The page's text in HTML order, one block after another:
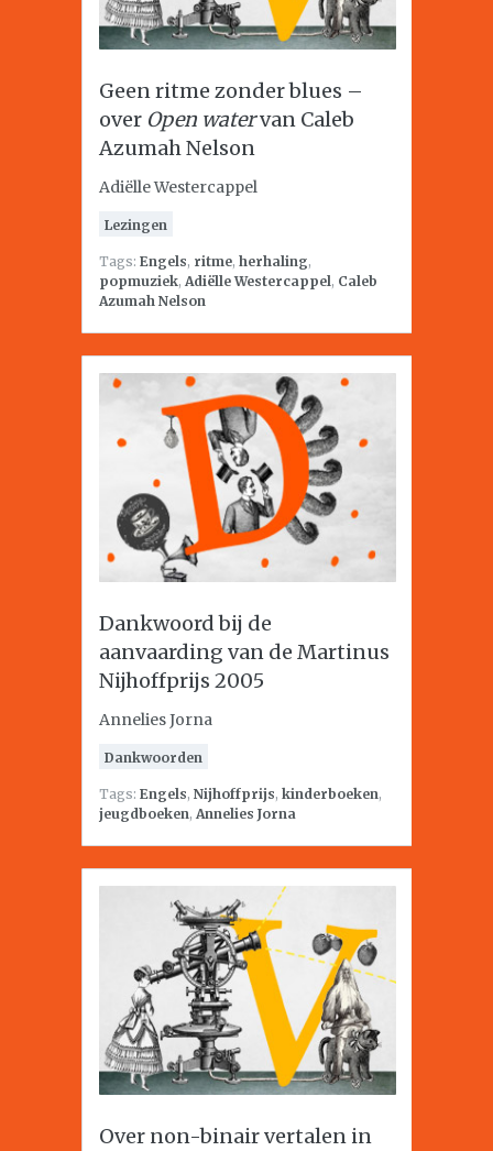
Geen ritme zonder blues –
over Open watervan Caleb
Azumah Nelson
Adiëlle Westercappel
Lezingen
Tags: Engels, ritme, herhaling,
popmuziek, Adiëlle Westercappel, Caleb
Azumah Nelson
Dankwoord bij de
aanvaarding van de Martinus
Nijhoffprijs 2005
Annelies Jorna
Dankwoorden
Tags: Engels, Nijhoffprijs, kinderboeken,
jeugdboeken, Annelies Jorna
Over non-binair vertalen in